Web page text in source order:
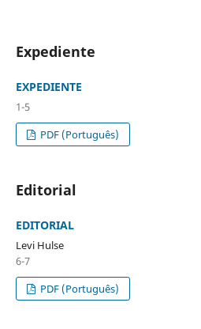
Expediente
EXPEDIENTE
1-5
PDF (Português)
Editorial
EDITORIAL
Levi Hulse
6-7
PDF (Português)